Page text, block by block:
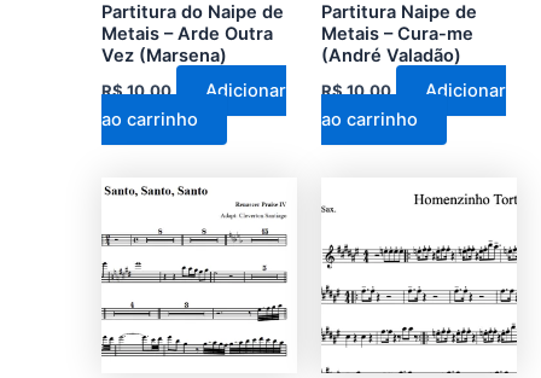
Partitura do Naipe de
Metais – Arde Outra
Vez (Marsena)
R$10,00
Adicionar
ao carrinho
Partitura Naipe de
Metais – Cura-me
(André Valadão)
R$10,00
Adicionar
ao carrinho
Este
produto
tem
várias
variantes.